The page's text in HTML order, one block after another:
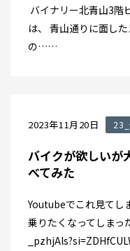
バイナリー北青山3階
は、 青山通りに面し
の……
2023年11月20日
バイクが欲しいが
べてみた
Youtubeでこれ見てし
乗りたくなってしま